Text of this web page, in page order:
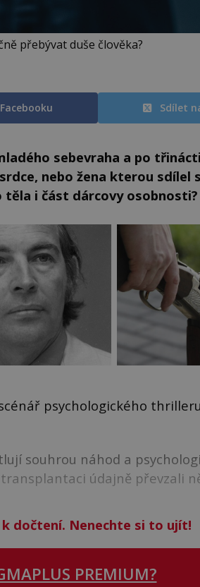
přebývat duše člověka?
Sdílet
sebevraha a po
nebo žena kterou sdílel
i část dárcovy osobnosti?
psychologického
souhrou náhod a
údajně převzali
dočtení. Nenechte si to ujít!
PREMIUM?